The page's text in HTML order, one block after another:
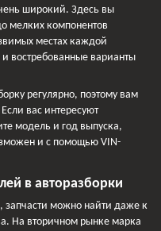
широкий. Здесь вы
мелких компонентов
местах каждой
востребованные варианты
регулярно, поэтому вам
вас интересуют
модель и год выпуска,
и с помощью VIN-
в авторазборки
запчасти можно найти даже к
На вторичном рынке марка